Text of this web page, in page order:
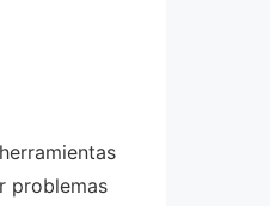
problemas